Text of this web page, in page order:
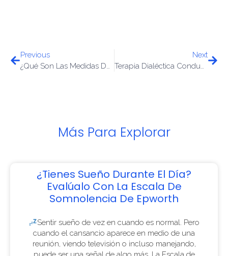
Previous
¿Qué Son Las Medidas De Higiene Del Sueño Y Qué Beneficios Tiene Llevarlas A Cabo?
Next
Terapia Dialéctica Conductual Y Terapia Cognitiva Conductual: Entendiendo Sus Similitudes Y Diferencias
Más Para Explorar
¿Tienes Sueño Durante El Día?
Evalúalo Con La Escala De
Somnolencia De Epworth
Sentir sueño de vez en cuando es normal. Pero
cuando el cansancio aparece en medio de una
reunión, viendo televisión o incluso manejando,